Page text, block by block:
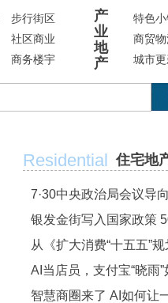
步行街区
社区商业
商务楼宇
产
业
地
产
特色
商贸
城市
Residential 住宅地
7·30中央政治局会议导
银发金街写入国家政策
从《扩大消费“十五五”
AI当店员，支付宝“晓雨
智慧商圈来了 AI如何让